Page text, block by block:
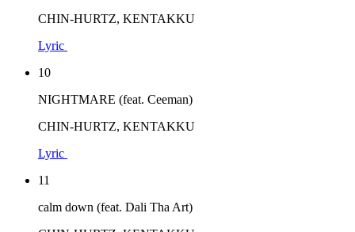
CHIN-HURTZ, KENTAKKU
Lyric
10
NIGHTMARE (feat. Ceeman)
CHIN-HURTZ, KENTAKKU
Lyric
11
calm down (feat. Dali Tha Art)